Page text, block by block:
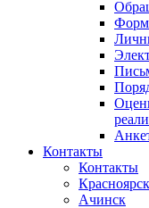
Контакты
Контакты
Красноярск
Ачинск